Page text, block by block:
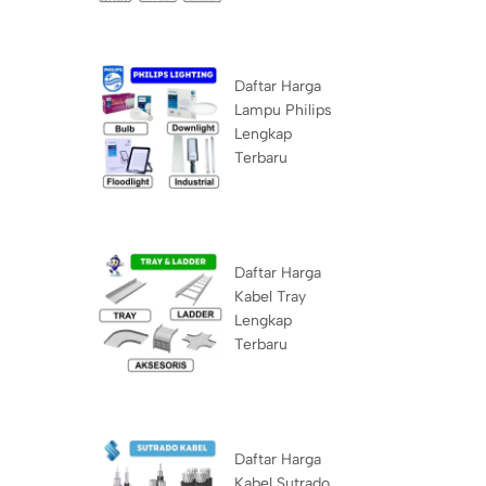
Daftar Harga
Lampu Philips
Lengkap
Terbaru
Daftar Harga
Kabel Tray
Lengkap
Terbaru
Daftar Harga